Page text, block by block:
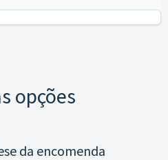
opções
da encomenda